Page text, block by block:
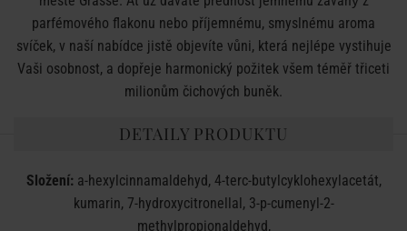
parfémového flakonu nebo příjemnému, smyslnému aroma
svíček, v naší nabídce jistě objevíte vůni, která nejlépe vystihuje
Vaši osobnost, a dopřeje harmonický požitek všem téměř třiceti
milionům čichových buněk.
DETAILY PRODUKTU
Složení:a-hexylcinnamaldehyd, 4-terc-butylcyklohexylacetát,
kumarin, 7-hydroxycitronellal, 3-p-cumenyl-2-
methylpropionaldehyd,